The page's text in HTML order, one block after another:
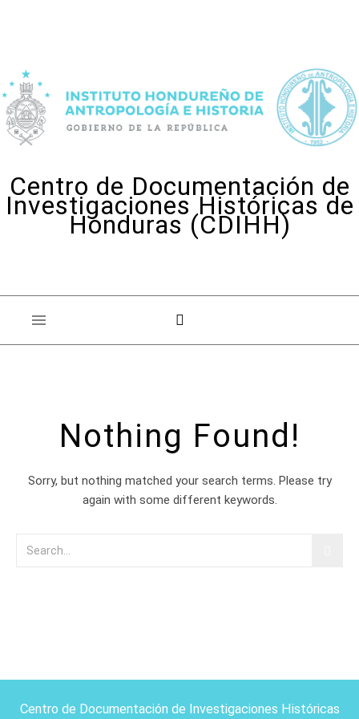
Centro de Documentación de
Investigaciones Históricas de
Honduras (CDIHH)
Nothing Found!
Sorry, but nothing matched your search terms. Please try
again with some different keywords.
Centro de Documentación de Investigaciones Históricas